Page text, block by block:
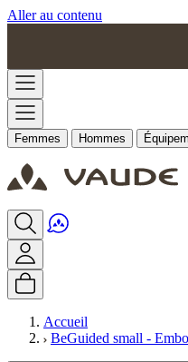
Aller au contenu
Femmes Hommes
Accueil
BeGuided small -